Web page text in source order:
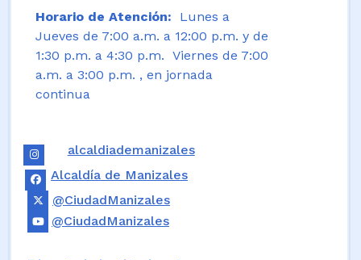
Horario de Atención: Lunes a
Jueves de 7:00 a.m. a 12:00 p.m. y de
1:30 p.m. a 4:30 p.m. Viernes de 7:00
a.m. a 3:00 p.m. , en jornada
continua
alcaldiademanizales
Alcaldía de Manizales
@CiudadManizales
@CiudadManizales